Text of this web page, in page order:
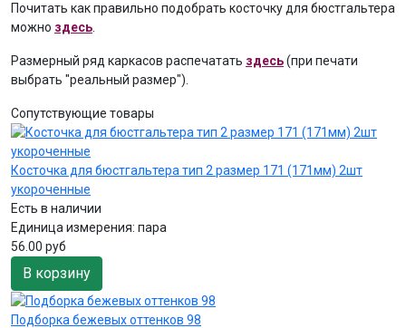
Почитать как правильно подобрать косточку для бюстгальтера
можно здесь
Размерный ряд каркасов распечатать здесь(при печати
выбрать "реальный размер").
Сопутствующие товары
Косточка для бюстгальтера тип 2 размер 171 (171мм) 2шт
укороченные
Есть в наличии
Единица измерения: пара
56.00 руб
В корзину
Подборка бежевых оттенков 98